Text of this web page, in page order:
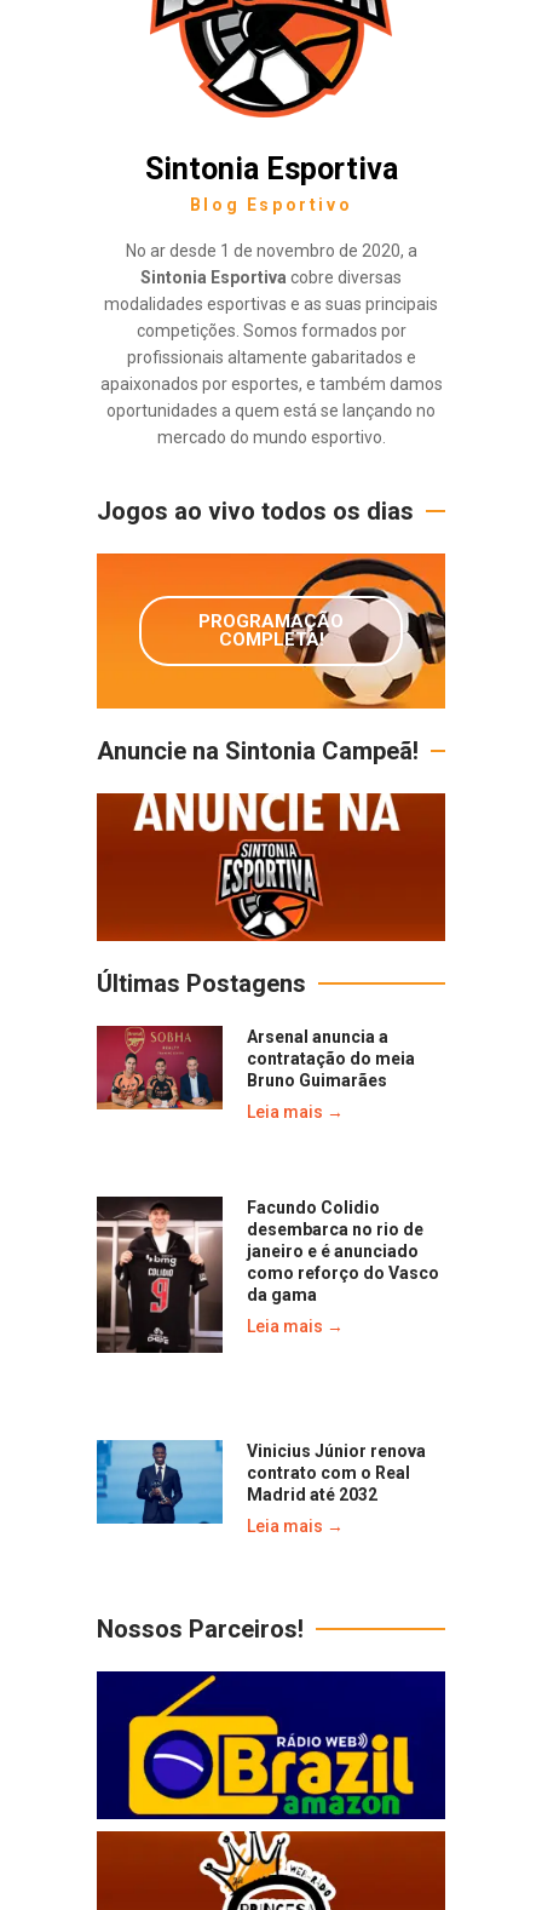
Sintonia Esportiva
Blog Esportivo
No ar desde 1 de novembro de 2020, a
Sintonia Esportiva cobre diversas
modalidades esportivas e as suas principais
competições. Somos formados por
profissionais altamente gabaritados e
apaixonados por esportes, e também damos
oportunidades a quem está se lançando no
mercado do mundo esportivo.
Jogos ao vivo todos os dias
PROGRAMAÇÃO
COMPLETA!
Anuncie na Sintonia Campeã!
Últimas Postagens
Arsenal anuncia a
contratação do meia
Bruno Guimarães
Leia mais →
Facundo Colidio
desembarca no rio de
janeiro e é anunciado
como reforço do Vasco
da gama
Leia mais →
Vinicius Júnior renova
contrato com o Real
Madrid até 2032
Leia mais →
Nossos Parceiros!